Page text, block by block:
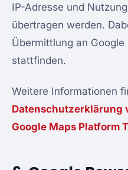
IP-Adresse und
übertragen werden.
Übermittlung an Google
stattfinden.
Weitere Informationen
Datenschutzerklärung
Google Maps Platform